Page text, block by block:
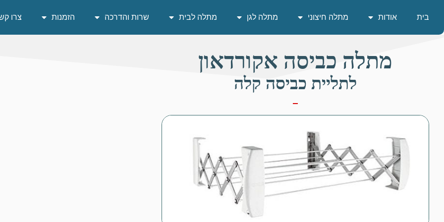
בית אודות מתלה חיצוני מתלה לגן מתלה לבית שרות והדרכה הזמנות צרו
מתלה כביסה אקורדאון
לתליית כביסה קלה